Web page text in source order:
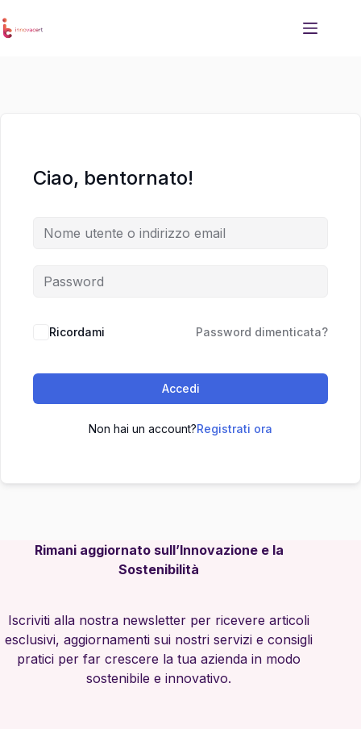
al
al
Ciao, bentornato!
Ricordami Password dimenticata?
Accedi
Non hai un account?Registrati ora
Rimani aggiornato sull’Innovazione e la
Sostenibilità
Iscriviti alla nostra newsletter per ricevere articoli
esclusivi, aggiornamenti sui nostri servizi e consigli
pratici per far crescere la tua azienda in modo
sostenibile e innovativo.